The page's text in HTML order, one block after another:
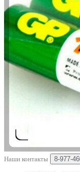
Наши контакты 8-977-